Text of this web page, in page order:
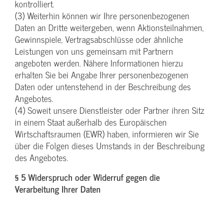
kontrolliert.
(3) Weiterhin können wir Ihre personenbezogenen
Daten an Dritte weitergeben, wenn Aktionsteilnahmen,
Gewinnspiele, Vertragsabschlüsse oder ähnliche
Leistungen von uns gemeinsam mit Partnern
angeboten werden. Nähere Informationen hierzu
erhalten Sie bei Angabe Ihrer personenbezogenen
Daten oder untenstehend in der Beschreibung des
Angebotes.
(4) Soweit unsere Dienstleister oder Partner ihren Sitz
in einem Staat außerhalb des Europäischen
Wirtschaftsraumen (EWR) haben, informieren wir Sie
über die Folgen dieses Umstands in der Beschreibung
des Angebotes.
§ 5 Widerspruch oder Widerruf gegen die
Verarbeitung Ihrer Daten